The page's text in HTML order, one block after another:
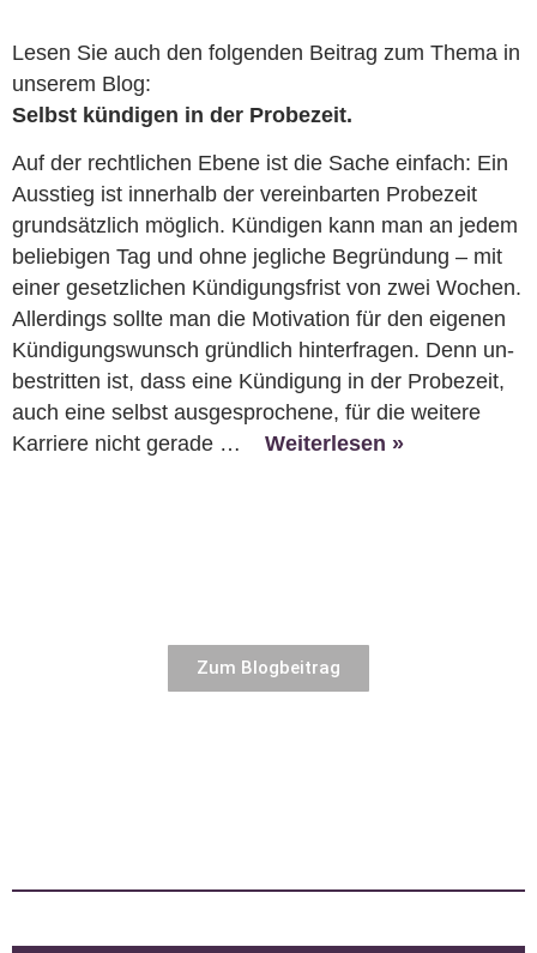
Lesen Sie auch den folgenden Beitrag zum Thema in
unserem Blog:
Selbst kündigen in der Probezeit.
Auf der recht­li­chen Ebene ist die Sache ein­fach: Ein
Aus­stieg ist in­ner­halb der ver­ein­bar­ten Pro­be­zeit
grund­sätz­lich mög­lich. Kün­di­gen kann man an jedem
be­lie­bi­gen Tag und ohne jeg­li­che Be­grün­dung – mit
einer ge­setz­li­chen Kün­di­gungs­frist von zwei Wo­chen.
Al­ler­dings soll­te man die Mo­ti­va­ti­on für den ei­ge­nen
Kün­di­gungs­wunsch gründ­lich hin­ter­fra­gen. Denn un­
be­strit­ten ist, dass eine Kün­di­gung in der Pro­be­zeit,
auch eine selbst aus­ge­spro­che­ne, für die wei­te­re
Kar­rie­re nicht ge­ra­de … Weiterlesen »
Zum Blogbeitrag